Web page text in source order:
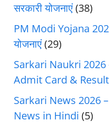
सरकारी योजनाएं(38)
PM Modi Yojana
योजनाएं(29)
Sarkari Naukri 2026
Admit Card & Result
Sarkari News 2026
News in Hindi (5)